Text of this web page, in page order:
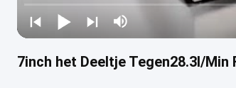
7inch het Deeltje Tegen28.3l/